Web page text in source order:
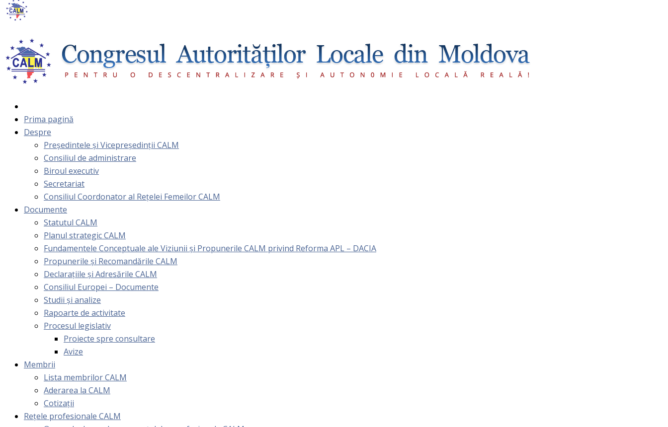
Prima pagină
Despre
Președintele și Vicepreședinții CALM
Consiliul de administrare
Biroul executiv
Secretariat
Consiliul Coordonator al Rețelei Femeilor CALM
Documente
Statutul CALM
Planul strategic CALM
Fundamentele Conceptuale ale Viziunii și Propunerile CALM privind Reforma APL – DACIA
Propunerile și Recomandările CALM
Declarațiile și Adresările CALM
Consiliul Europei – Documente
Studii și analize
Rapoarte de activitate
Procesul legislativ
Proiecte spre consultare
Avize
Membrii
Lista membrilor CALM
Aderarea la CALM
Cotizaţii
Rețele profesionale CALM